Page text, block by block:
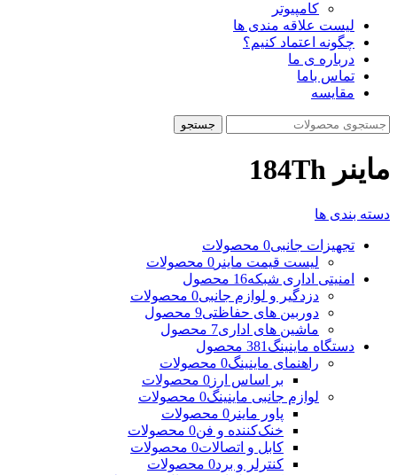
کامپیوتر
لیست علاقه مندی ها
چگونه اعتماد کنیم؟
درباره ی ما
تماس باما
مقایسه
جستجو
ماینر 184Th
دسته بندی ها
تجهیزات جانبی0 محصولات
لیست قیمت ماینر 0 محصولات
امنیتی اداری شبکه16 محصول
دزدگیر و لوازم جانبی0 محصولات
دوربین های حفاظتی9 محصول
ماشین های اداری7 محصول
دستگاه ماینینگ 381 محصول
راهنمای ماینینگ0 محصولات
بر اساس ارز 0 محصولات
لوازم جانبی ماینینگ0 محصولات
پاور ماینر 0 محصولات
خنک‌کننده و فن0 محصولات
کابل و اتصالات0 محصولات
کنترلر و برد0 محصولات